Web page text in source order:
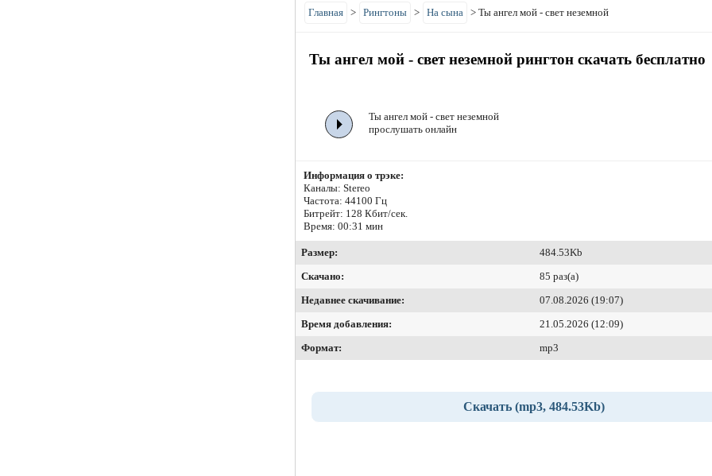
Главная > Рингтоны > На сына > Ты ангел мой - свет неземной
Ты ангел мой - свет неземной рингтон скачать бесплатно
Ты ангел мой - свет неземной
прослушать онлайн
Информация о трэке:
Каналы: Stereo
Частота: 44100 Гц
Битрейт: 128 Кбит/сек.
Время: 00:31 мин
Размер:
484.53Kb
Скачано:
85 раз(а)
Недавнее скачивание:
07.08.2026 (19:07)
Время добавления:
21.05.2026 (12:09)
Формат:
mp3
Скачать (mp3, 484.53Kb)